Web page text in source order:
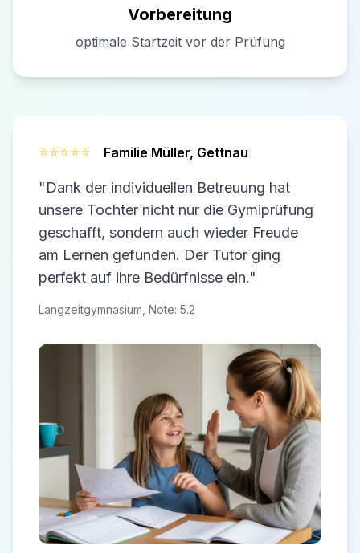
Vorbereitung
optimale Startzeit vor der Prüfung
⭐⭐⭐⭐⭐ Familie Müller, Gettnau
"Dank der individuellen Betreuung hat
unsere Tochter nicht nur die Gymiprüfung
geschafft, sondern auch wieder Freude
am Lernen gefunden. Der Tutor ging
perfekt auf ihre Bedürfnisse ein."
Langzeitgymnasium, Note: 5.2